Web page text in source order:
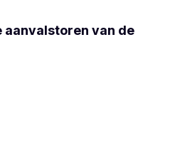
aanvalstoren van de